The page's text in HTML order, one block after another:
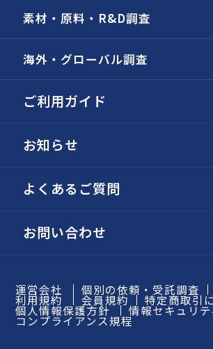
素材・原料・R&D調査
海外・グローバル調査
ご利用ガイド
お知らせ
よくあるご質問
お問い合わせ
運営会社 個別の依頼・受託調査
利用規約 会員規約 特定商取引
個人情報保護方針 情報セキュリ
コンプライアンス規程